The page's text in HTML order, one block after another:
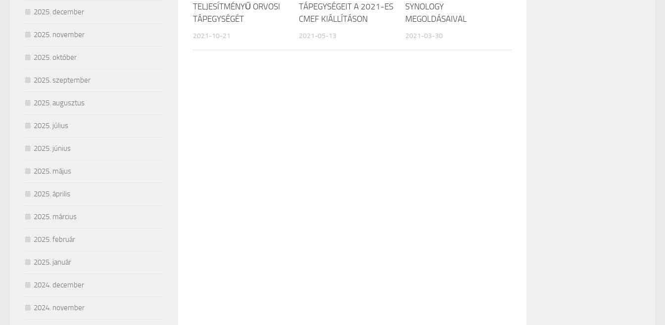
TELJESÍTMÉNYŰ ORVOSI
TÁPEGYSÉGÉT
2021-10-21
TÁPEGYSÉGEIT A 2021-ES
CMEF KIÁLLÍTÁSON
2021-05-13
SYNOLOGY
MEGOLDÁSAIVAL
2021-03-30
2025. december
2025. november
2025. október
2025. szeptember
2025. augusztus
2025. július
2025. június
2025. május
2025. április
2025. március
2025. február
2025. január
2024. december
2024. november